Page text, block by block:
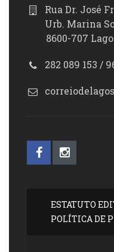
Rua Dr. José
Urb. Marina
8600-707
282 089 153 /
ESTATUTO
POLÍTICA DE